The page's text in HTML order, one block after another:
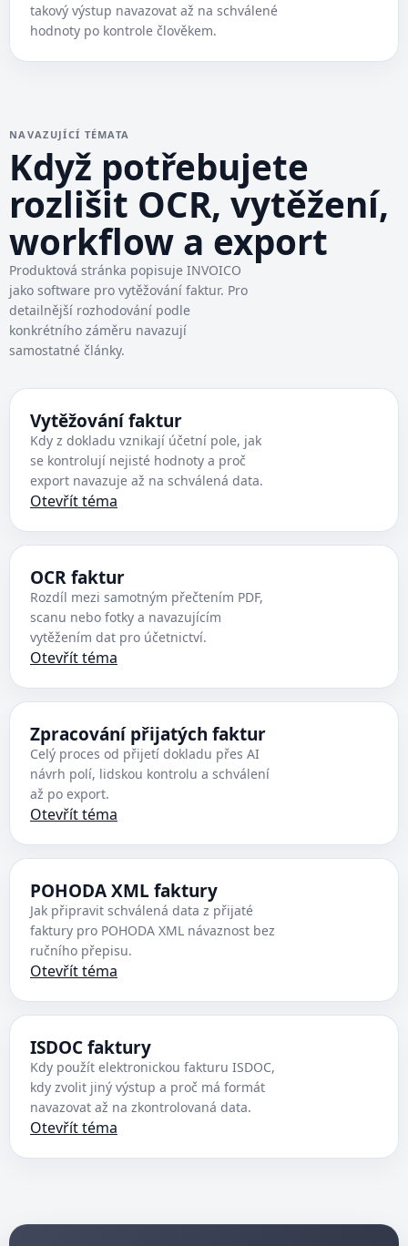
takový výstup navazovat až na schválené
hodnoty po kontrole člověkem.
NAVAZUJÍCÍ TÉMATA
Když potřebujete
rozlišit OCR, vytěžení,
workflow a export
Produktová stránka popisuje INVOICO
jako software pro vytěžování faktur. Pro
detailnější rozhodování podle
konkrétního záměru navazují
samostatné články.
Vytěžování faktur
Kdy z dokladu vznikají účetní pole, jak
se kontrolují nejisté hodnoty a proč
export navazuje až na schválená data.
Otevřít téma
OCR faktur
Rozdíl mezi samotným přečtením PDF,
scanu nebo fotky a navazujícím
vytěžením dat pro účetnictví.
Otevřít téma
Zpracování přijatých faktur
Celý proces od přijetí dokladu přes AI
návrh polí, lidskou kontrolu a schválení
až po export.
Otevřít téma
POHODA XML faktury
Jak připravit schválená data z přijaté
faktury pro POHODA XML návaznost bez
ručního přepisu.
Otevřít téma
ISDOC faktury
Kdy použít elektronickou fakturu ISDOC,
kdy zvolit jiný výstup a proč má formát
navazovat až na zkontrolovaná data.
Otevřít téma